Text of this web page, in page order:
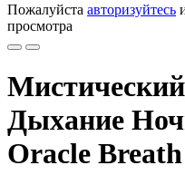
Пожалуйста авторизуйтесь
просмотра
Дыхание
Oracle